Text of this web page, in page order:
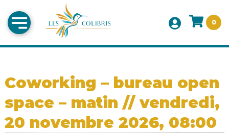
0
Coworking – bureau open
space – matin // vendredi,
20 novembre 2026, 08:00